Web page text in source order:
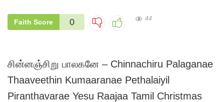
Faith Score 0 44
சின்னஞ்சிறு பாலகனே – Chinnachiru Palaganae
Thaaveethin Kumaaranae Pethalaiyil
Piranthavarae Yesu Raajaa Tamil Christmas